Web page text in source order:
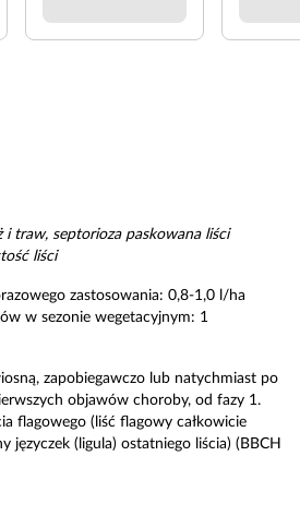
i traw, septorioza paskowana liści
liści
zastosowania: 0,8-1,0 l/ha
w sezonie wegetacyjnym: 1
zapobiegawczo lub natychmiast po
objawów choroby, od fazy 1.
flagowego (liść flagowy całkowicie
języczek (ligula) ostatniego liścia) (BBCH